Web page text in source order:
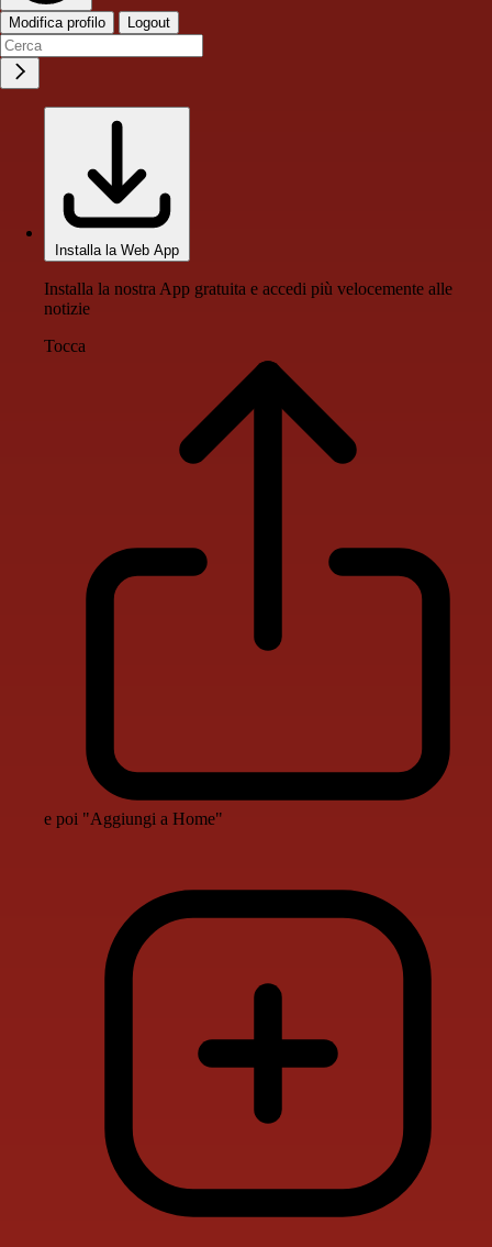
Modifica profilo Logout
Installa la Web App
Installa la nostra App gratuita e accedi più velocemente alle
notizie
Tocca
e poi "Aggiungi a Home"